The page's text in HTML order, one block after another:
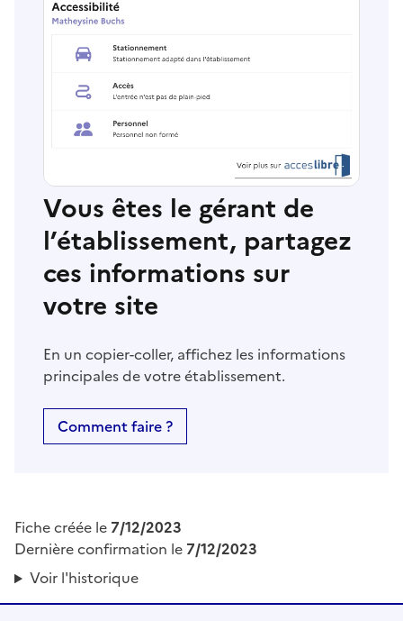
Vous êtes le gérant de
l’établissement, partagez
ces informations sur
votre site
En un copier-coller, affichez les informations
principales de votre établissement.
Comment faire ?
Fiche créée le 7/12/2023
Dernière confirmation le 7/12/2023
Voir l'historique